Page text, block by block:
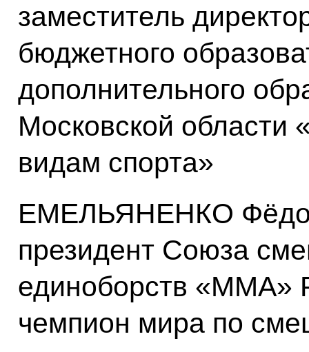
заместитель
бюджетного
дополнительного
Московской
видам спорта»
ЕМЕЛЬЯНЕНКО
президент Союза
единоборств «ММА»
чемпион мира по